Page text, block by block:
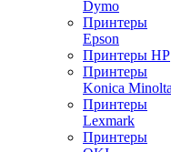
Dymo
Принтеры
Epson
Принтеры HP
Принтеры
Konica Minolta
Принтеры
Lexmark
Принтеры